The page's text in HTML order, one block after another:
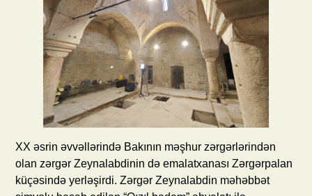
XX əsrin əvvəllərində Bakının məşhur zərgərlərindən
olan zərgər Zeynalabdinin də emalatxanası Zərgərpalan
küçəsində yerləşirdi. Zərgər Zeynalabdin məhəbbət